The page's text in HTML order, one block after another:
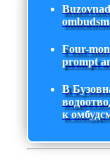
Four-
prompt
В
к